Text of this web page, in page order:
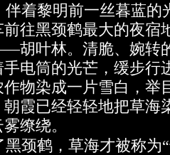
着黎明前一丝暮蓝的
往黑颈鹤最大的夜宿
胡叶林。清脆、婉转
电筒的光芒，缓步行
物染成一片雪白，举
霞已经轻轻地把草海
缭绕。
颈鹤，草海才被称为